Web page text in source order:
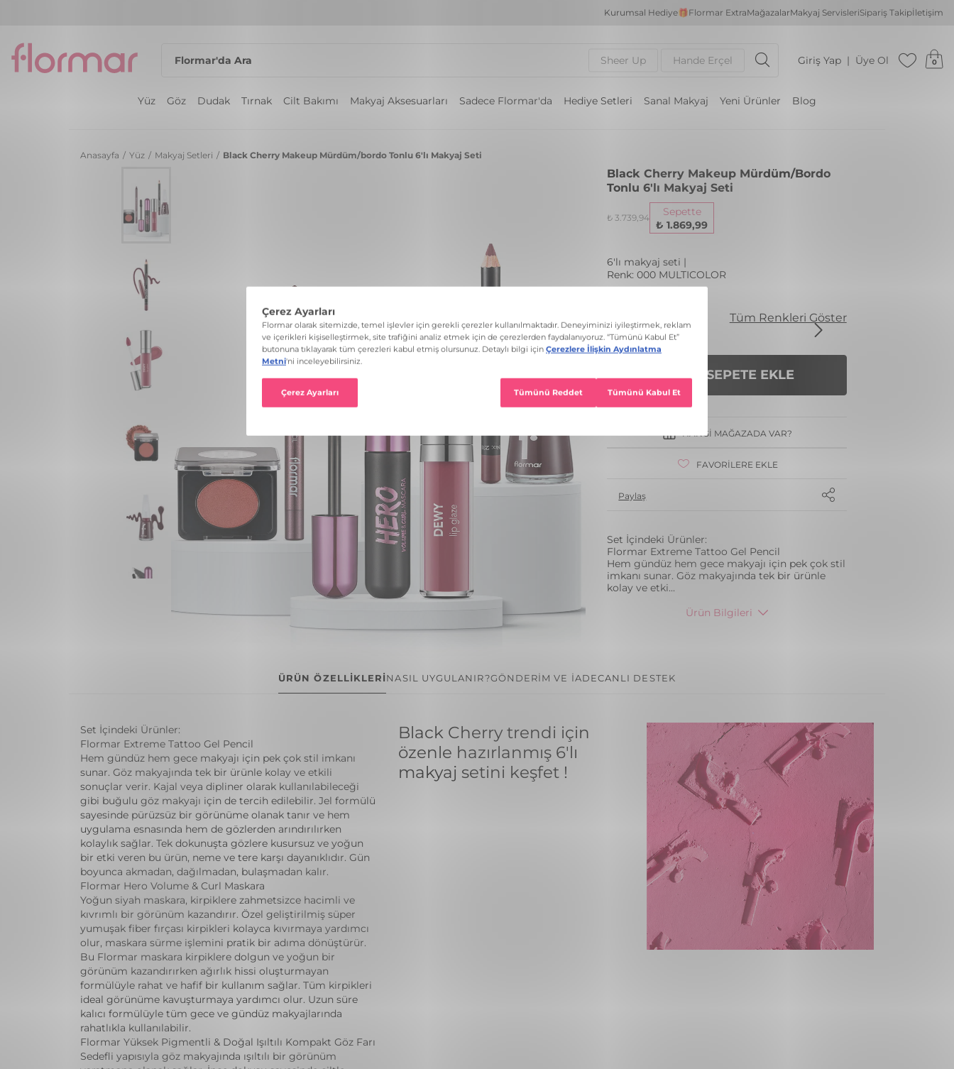
Kurumsal Hediye🎁Flormar ExtraMağazalarMakyaj ServisleriSipariş Takipİletişim
Sheer Up Hande Erçel Giriş Yap Üye Ol 0
Yüz Göz Dudak Tırnak Cilt Bakımı Makyaj Aksesuarları Sadece Flormar'da Hediye Setleri Sanal Makyaj Yeni Ürünler Blog
Anasayfa / Yüz / Makyaj Setleri / Black Cherry Makeup Mürdüm/bordo Tonlu 6'lı Makyaj Seti
Black Cherry Makeup Mürdüm/Bordo
Tonlu 6'lı Makyaj Seti
6'lı makyaj seti |
Renk: 000 MULTICOLOR
₺ 3.739,94
Sepette
₺ 1.869,99
Tüm Renkleri Göster
1 SEPETE EKLE
HANGI MAĞAZADA VAR?
FAVORILERE EKLE
Paylaş
Set İçindeki Ürünler:
Flormar Extreme Tattoo Gel Pencil
Hem gündüz hem gece makyajı için pek çok stil
imkanı sunar. Göz makyajında tek bir ürünle
kolay ve etki...
Ürün Bilgileri
ÜRÜN ÖZELLİKLERİNASIL UYGULANIR?GÖNDERİM VE İADECANLI DESTEK
Set İçindeki Ürünler:
Flormar Extreme Tattoo Gel Pencil
Hem gündüz hem gece makyajı için pek çok stil imkanı
sunar. Göz makyajında tek bir ürünle kolay ve etkili
sonuçlar verir. Kajal veya dipliner olarak kullanılabileceği
gibi buğulu göz makyajı için de tercih edilebilir. Jel formülü
sayesinde pürüzsüz bir görünüme olanak tanır ve hem
uygulama esnasında hem de gözlerden arındırılırken
kolaylık sağlar. Tek dokunuşta gözlere kusursuz ve yoğun
bir etki veren bu ürün, neme ve tere karşı dayanıklıdır. Gün
boyunca akmadan, dağılmadan, bulaşmadan kalır.
Flormar Hero Volume & Curl Maskara
Yoğun siyah maskara, kirpiklere zahmetsizce hacimli ve
kıvrımlı bir görünüm kazandırır. Özel geliştirilmiş süper
yumuşak fiber fırçası kirpikleri kolayca kıvırmaya yardımcı
olur, maskara sürme işlemini pratik bir adıma dönüştürür.
Bu Flormar maskara kirpiklere dolgun ve yoğun bir
görünüm kazandırırken ağırlık hissi oluşturmayan
formülüyle rahat ve hafif bir kullanım sağlar. Tüm kirpikleri
ideal görünüme kavuşturmaya yardımcı olur. Uzun süre
kalıcı formülüyle tüm gece ve gündüz makyajlarında
rahatlıkla kullanılabilir.
Flormar Yüksek Pigmentli & Doğal Işıltılı Kompakt Göz Farı
Sedefli yapısıyla göz makyajında ışıltılı bir görünüm
Black Cherry trendi için
özenle hazırlanmış 6'lı
makyaj setini keşfet !